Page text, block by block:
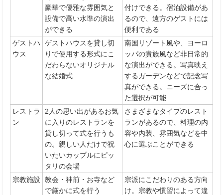
豪華で優雅な雰囲気と
設備で高い水準の演出
ができる
付けできる。宿泊設備があ
るので、遠方のゲストには
便利である
ゲストハ
ウス
ゲストハウスを貸し切
りで使用する形式にこ
だわらないオリジナル
な結婚式
南国リゾート風や、ヨーロ
ッパの貴族風など非日常的
な演出ができる。写真映え
するガーデンなどで記念写
真ができる。ニーズに合っ
た選択が可能
レストラ
ン
2人の思い出があるお気
に入りのレストランを
貸し切って式を行うも
の。親しい人だけで祝
いたいカップルにピッ
タリの会場
さまざまなタイプのレスト
ランがあるので、料理の内
容や内装、雰囲気などを中
心に選ぶことができる
宗教施設
教会・神前・お寺など
で厳かに式を行う
宗派にこだわりのある方向
け。宗教や慣習によって違